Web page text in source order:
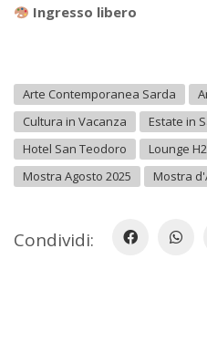
Ingresso libero
Arte Contemporanea Sarda
Cultura in Vacanza
Estate in
Hotel San Teodoro
Lounge
Mostra Agosto 2025
Mostra
Condividi: